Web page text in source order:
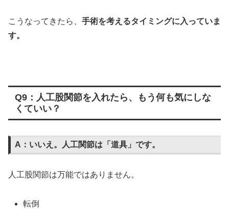
こうなってきたら、 手術を考えるタイミングに入っていま
す。
Q9：人工股関節を入れたら、もう何も気にしな
くていい？
A：いいえ。人工関節は「道具」です。
人工股関節は万能ではありません。
転倒